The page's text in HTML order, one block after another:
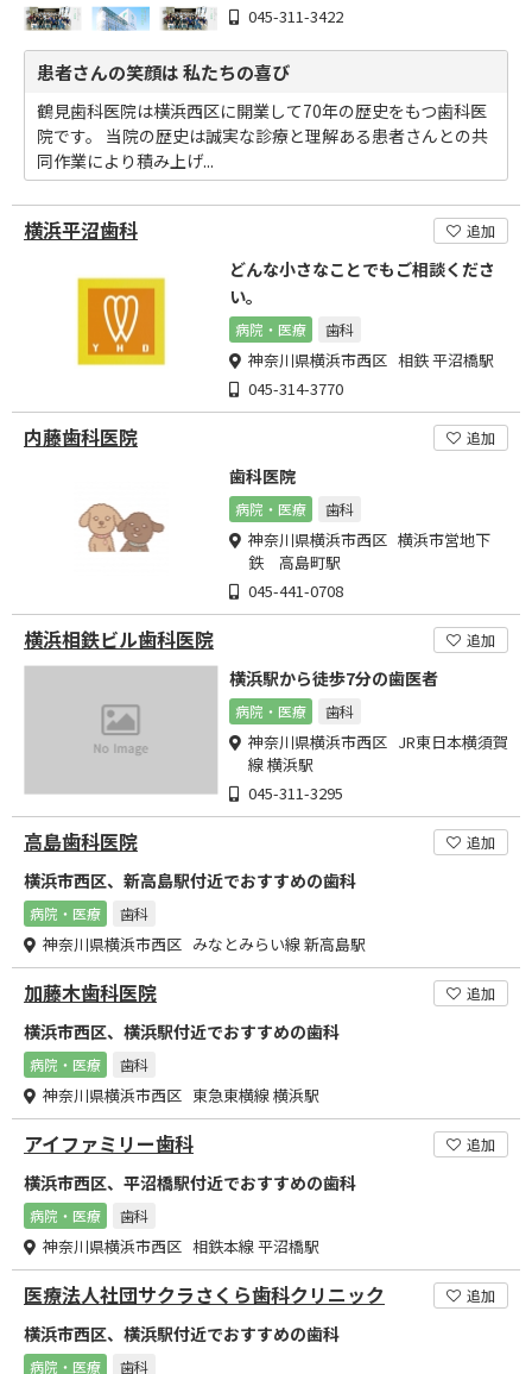
045-311-3422
患者さんの笑顔は 私たちの喜び
鶴見歯科医院は横浜西区に開業して70年の歴史をもつ歯科医
院です。 当院の歴史は誠実な診療と理解ある患者さんとの共
同作業により積み上げ...
横浜平沼歯科 追加
どんな小さなことでもご相談くださ
い。
病院・医療 歯科
神奈川県横浜市西区 相鉄 平沼橋駅
045-314-3770
内藤歯科医院 追加
歯科医院
病院・医療 歯科
神奈川県横浜市西区 横浜市営地下
鉄 高島町駅
045-441-0708
横浜相鉄ビル歯科医院 追加
横浜駅から徒歩7分の歯医者
病院・医療 歯科
神奈川県横浜市西区 JR東日本横須賀
線 横浜駅
045-311-3295
高島歯科医院 追加
横浜市西区、新高島駅付近でおすすめの歯科
病院・医療 歯科
神奈川県横浜市西区 みなとみらい線 新高島駅
加藤木歯科医院 追加
横浜市西区、横浜駅付近でおすすめの歯科
病院・医療 歯科
神奈川県横浜市西区 東急東横線 横浜駅
アイファミリー歯科 追加
横浜市西区、平沼橋駅付近でおすすめの歯科
病院・医療 歯科
神奈川県横浜市西区 相鉄本線 平沼橋駅
医療法人社団サクラさくら歯科クリニック 追加
横浜市西区、横浜駅付近でおすすめの歯科
病院・医療 歯科